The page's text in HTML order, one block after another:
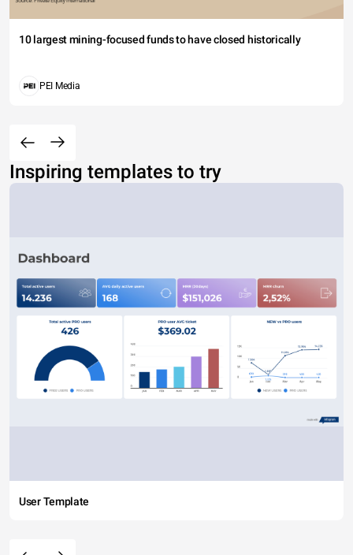
10 largest mining-focused funds to have closed historically
PEI Media
Inspiring templates to try
User Template